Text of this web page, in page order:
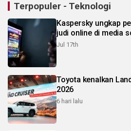
Terpopuler - Teknologi
Kaspersky ungkap
judi online di media
Jul 17th
Toyota kenalkan
2026
6 hari lalu